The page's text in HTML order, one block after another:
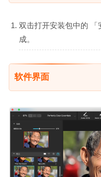
双击打开安装包中的
成。
软件界面